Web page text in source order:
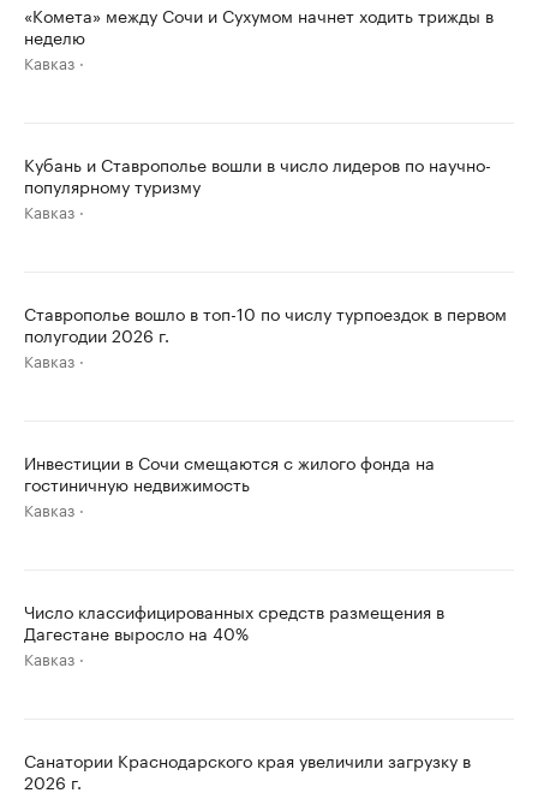
«Комета» между Сочи и Сухумом начнет ходить трижды в
неделю
Кавказ
Кубань и Ставрополье вошли в число лидеров по научно-
популярному туризму
Кавказ
Ставрополье вошло в топ-10 по числу турпоездок в первом
полугодии 2026 г.
Кавказ
Инвестиции в Сочи смещаются с жилого фонда на
гостиничную недвижимость
Кавказ
Число классифицированных средств размещения в
Дагестане выросло на 40%
Кавказ
Санатории Краснодарского края увеличили загрузку в
2026 г.